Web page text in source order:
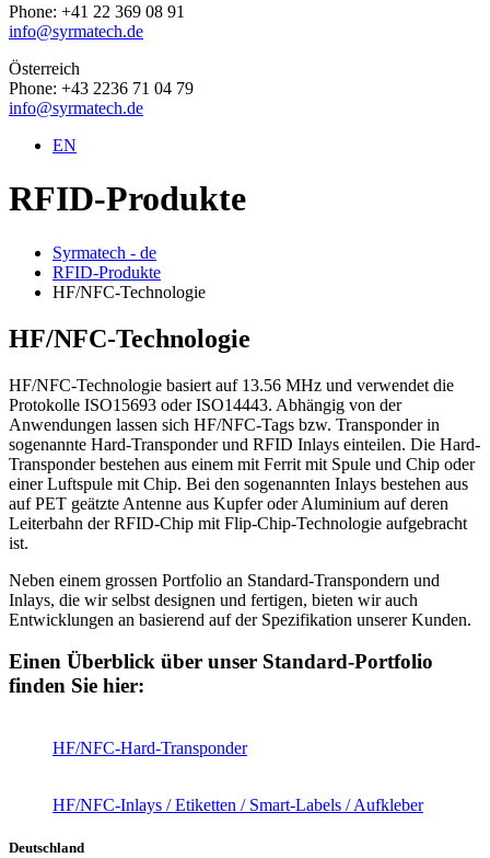
Phone: +41 22 369 08 91
info@syrmatech.de
Österreich
Phone: +43 2236 71 04 79
info@syrmatech.de
EN
RFID-Produkte
Syrmatech - de
RFID-Produkte
HF/NFC-Technologie
HF/NFC-Technologie
HF/NFC-Technologie basiert auf 13.56 MHz und verwendet die
Protokolle ISO15693 oder ISO14443. Abhängig von der
Anwendungen lassen sich HF/NFC-Tags bzw. Transponder in
sogenannte Hard-Transponder und RFID Inlays einteilen. Die Hard-
Transponder bestehen aus einem mit Ferrit mit Spule und Chip oder
einer Luftspule mit Chip. Bei den sogenannten Inlays bestehen aus
auf PET geätzte Antenne aus Kupfer oder Aluminium auf deren
Leiterbahn der RFID-Chip mit Flip-Chip-Technologie aufgebracht
ist.
Neben einem grossen Portfolio an Standard-Transpondern und
Inlays, die wir selbst designen und fertigen, bieten wir auch
Entwicklungen an basierend auf der Spezifikation unserer Kunden.
Einen Überblick über unser Standard-Portfolio
finden Sie hier:
HF/NFC-Hard-Transponder
HF/NFC-Inlays / Etiketten / Smart-Labels / Aufkleber
Deutschland